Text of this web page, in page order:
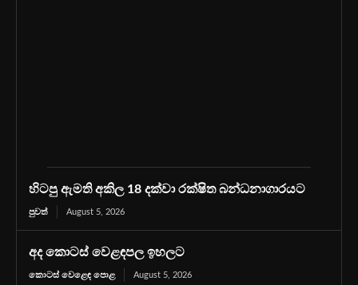
හිටපු ඇමති අකිල 18 දක්වා රක්ෂිත බන්ධනාගාරයට
පුවත් August 5, 2026
අද කොටස් වෙළඳපල ඉහලට
කොටස් වෙළෙඳ පොළ August 5, 2026